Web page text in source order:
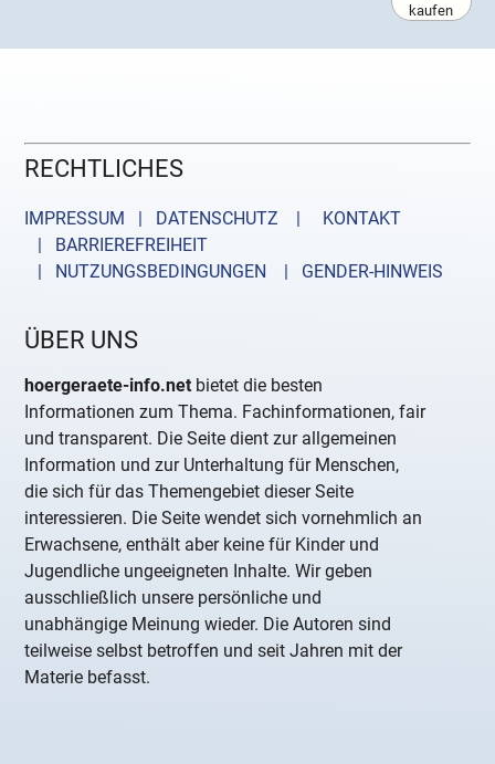
kaufen
RECHTLICHES
IMPRESSUM | DATENSCHUTZ |
KONTAKT
| BARRIEREFREIHEIT
| NUTZUNGSBEDINGUNGEN
| GENDER-HINWEIS
ÜBER UNS
hoergeraete-info.net bietet die besten
Informationen zum Thema. Fachinformationen, fair
und transparent. Die Seite dient zur allgemeinen
Information und zur Unterhaltung für Menschen,
die sich für das Themengebiet dieser Seite
interessieren. Die Seite wendet sich vornehmlich an
Erwachsene, enthält aber keine für Kinder und
Jugendliche ungeeigneten Inhalte. Wir geben
ausschließlich unsere persönliche und
unabhängige Meinung wieder. Die Autoren sind
teilweise selbst betroffen und seit Jahren mit der
Materie befasst.